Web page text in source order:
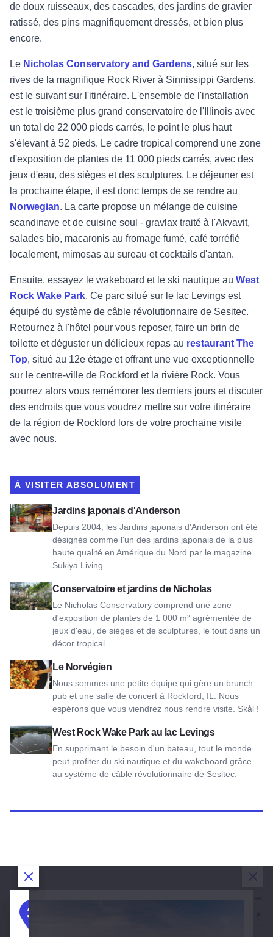
de doux ruisseaux, des cascades, des jardins de gravier
ratissé, des pins magnifiquement dressés, et bien plus
encore.
Le Nicholas Conservatory and Gardens, situé sur les
rives de la magnifique Rock River à Sinnissippi Gardens,
est le suivant sur l'itinéraire. L'ensemble de l'installation
est le troisième plus grand conservatoire de l'Illinois avec
un total de 22 000 pieds carrés, le point le plus haut
s'élevant à 52 pieds. Le cadre tropical comprend une zone
d'exposition de plantes de 11 000 pieds carrés, avec des
jeux d'eau, des sièges et des sculptures. Le déjeuner est
la prochaine étape, il est donc temps de se rendre au
Norwegian. La carte propose un mélange de cuisine
scandinave et de cuisine soul - gravlax traité à l'Akvavit,
salades bio, macaronis au fromage fumé, café torréfié
localement, mimosas au sureau et cocktails d'antan.
Ensuite, essayez le wakeboard et le ski nautique au West
Rock Wake Park. Ce parc situé sur le lac Levings est
équipé du système de câble révolutionnaire de Sesitec.
Retournez à l'hôtel pour vous reposer, faire un brin de
toilette et déguster un délicieux repas au restaurant The
Top, situé au 12e étage et offrant une vue exceptionnelle
sur le centre-ville de Rockford et la rivière Rock. Vous
pourrez alors vous remémorer les derniers jours et discuter
des endroits que vous voudrez mettre sur votre itinéraire
de la région de Rockford lors de votre prochaine visite
avec nous.
À VISITER ABSOLUMENT
Jardins japonais d'Anderson
Depuis 2004, les Jardins japonais d'Anderson ont été
désignés comme l'un des jardins japonais de la plus
haute qualité en Amérique du Nord par le magazine
Sukiya Living.
Voir Anderson Japanese Gardens
Conservatoire et jardins de Nicholas
Le Nicholas Conservatory comprend une zone
d'exposition de plantes de 1 000 m² agrémentée de
jeux d'eau, de sièges et de sculptures, le tout dans un
décor tropical.
Voir Nicholas Conservatory & Gardens
Le Norvégien
Nous sommes une petite équipe qui gère un brunch
pub et une salle de concert à Rockford, IL. Nous
espérons que vous viendrez nous rendre visite. Skål !
Voir le Norvégien
West Rock Wake Park au lac Levings
En supprimant le besoin d'un bateau, tout le monde
peut profiter du ski nautique et du wakeboard grâce
au système de câble révolutionnaire de Sesitec.
Vue du parc West Rock Wake au lac Levings
Fermer la boîte de dialogue
1
Fermer la boîte de dialogue
2
Fermer la boîte de dialogue
3